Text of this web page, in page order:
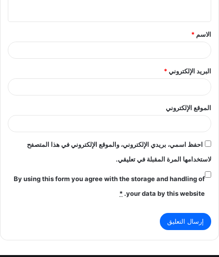
ق
*
الاسم *
البريد الإلكتروني*
الموقع الإلكتروني
احفظ اسمي، بريدي الإلكتروني، والموقع الإلكتروني في هذا المتصفح
لاستخدامها المرة المقبلة في تعليقي.
By using this form you agree with the storage and handling of
your data by this website.
*